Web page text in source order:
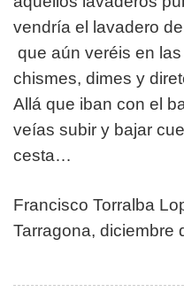
vendría el lavadero
que aún veréis en
chismes, dimes y
Allá que iban con el
veías subir y bajar
cesta…
Francisco Torralba
Tarragona, diciembre